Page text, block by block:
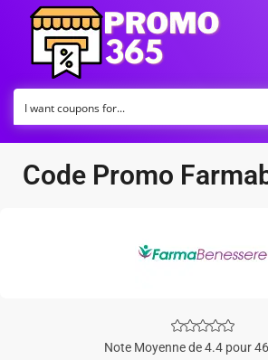
Code Promo
Note Moyenne de 4.4 pour